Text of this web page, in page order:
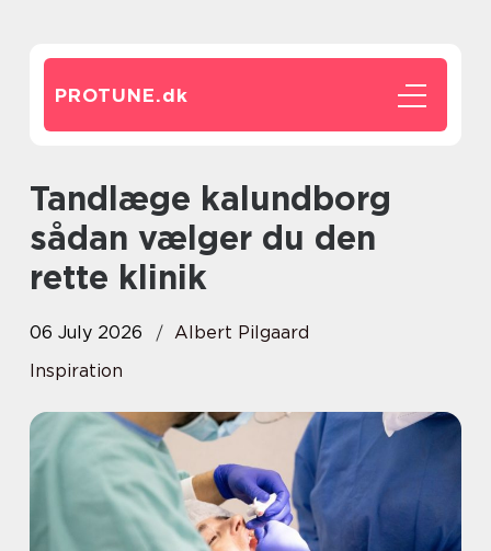
PROTUNE.dk
Tandlæge kalundborg
sådan vælger du den
rette klinik
06 July 2026
Albert Pilgaard
Inspiration